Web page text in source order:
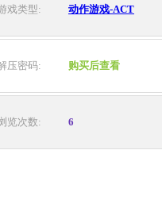
戏类型: 动作游戏-ACT
压密码: 购买后查看
览次数: 6